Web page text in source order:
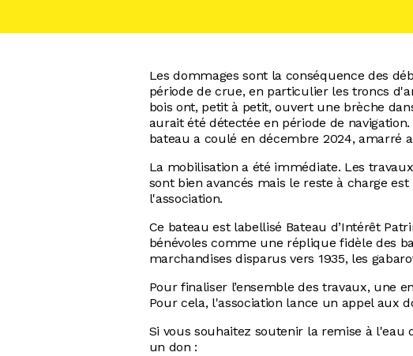
Les dommages sont la conséquence des
période de crue, en particulier les troncs
bois ont, petit à petit, ouvert une brèche
aurait été détectée en période de
bateau a coulé en décembre 2024, amarré
La mobilisation a été immédiate. Les
sont bien avancés mais le reste à charge
l'association.
Ce bateau est labellisé Bateau d’Intérêt
bénévoles comme une réplique fidèle des
marchandises disparus vers 1935, les
Pour finaliser l’ensemble des travaux, une
Pour cela, l'association lance un appel aux
Si vous souhaitez soutenir la remise à l'eau
un don :